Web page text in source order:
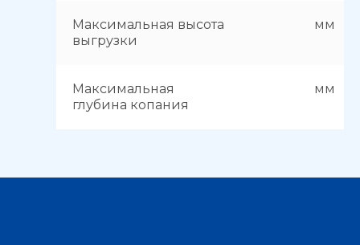
Максимальная высота
выгрузки
мм
Максимальная
глубина копания
мм